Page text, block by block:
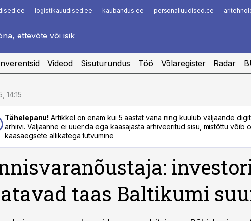
logistikauudised.ee kaubandus.ee personaliuudised.ee
Infopank
Videod Sisuturundus Töö Võlaregister Radar
14:15
Tähelepanu! Artikkel on enam kui 5 aastat vana ning kuulub väljaande
arhiivi. Väljaanne ei uuenda ega kaasajasta arhiveeritud sisu, mistõttu võib
kaasaegsete allikatega tutvumine
taas Baltikumi